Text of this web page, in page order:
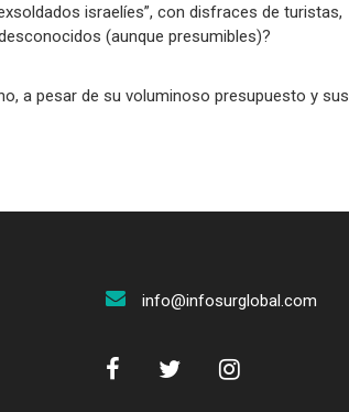
israelíes”, con disfraces de turistas,
(aunque presumibles)?
a pesar de su voluminoso presupuesto y sus
info@infosurglobal.com